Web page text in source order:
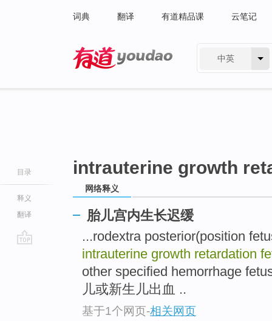
词典 翻译 有道精品课 云笔记
中英
目录
释义
翻译
intrauterine growth
网络释义
胎儿宫内生长迟缓
...rodextra posterior(position
intrauterine growth retardation
other specified hemorrhage
儿或新生儿出血 ..
基于1个网页-相关网页